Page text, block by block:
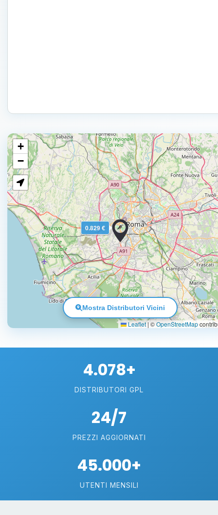
0.829 €
+
−
Leaflet| ©OpenStreetMap
Mostra Distributori Vicini
4.078+
DISTRIBUTORI GPL
24/7
PREZZI AGGIORNATI
45.000+
UTENTI MENSILI